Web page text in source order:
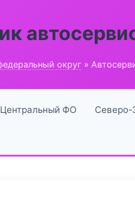
округ »
Центральный ФО